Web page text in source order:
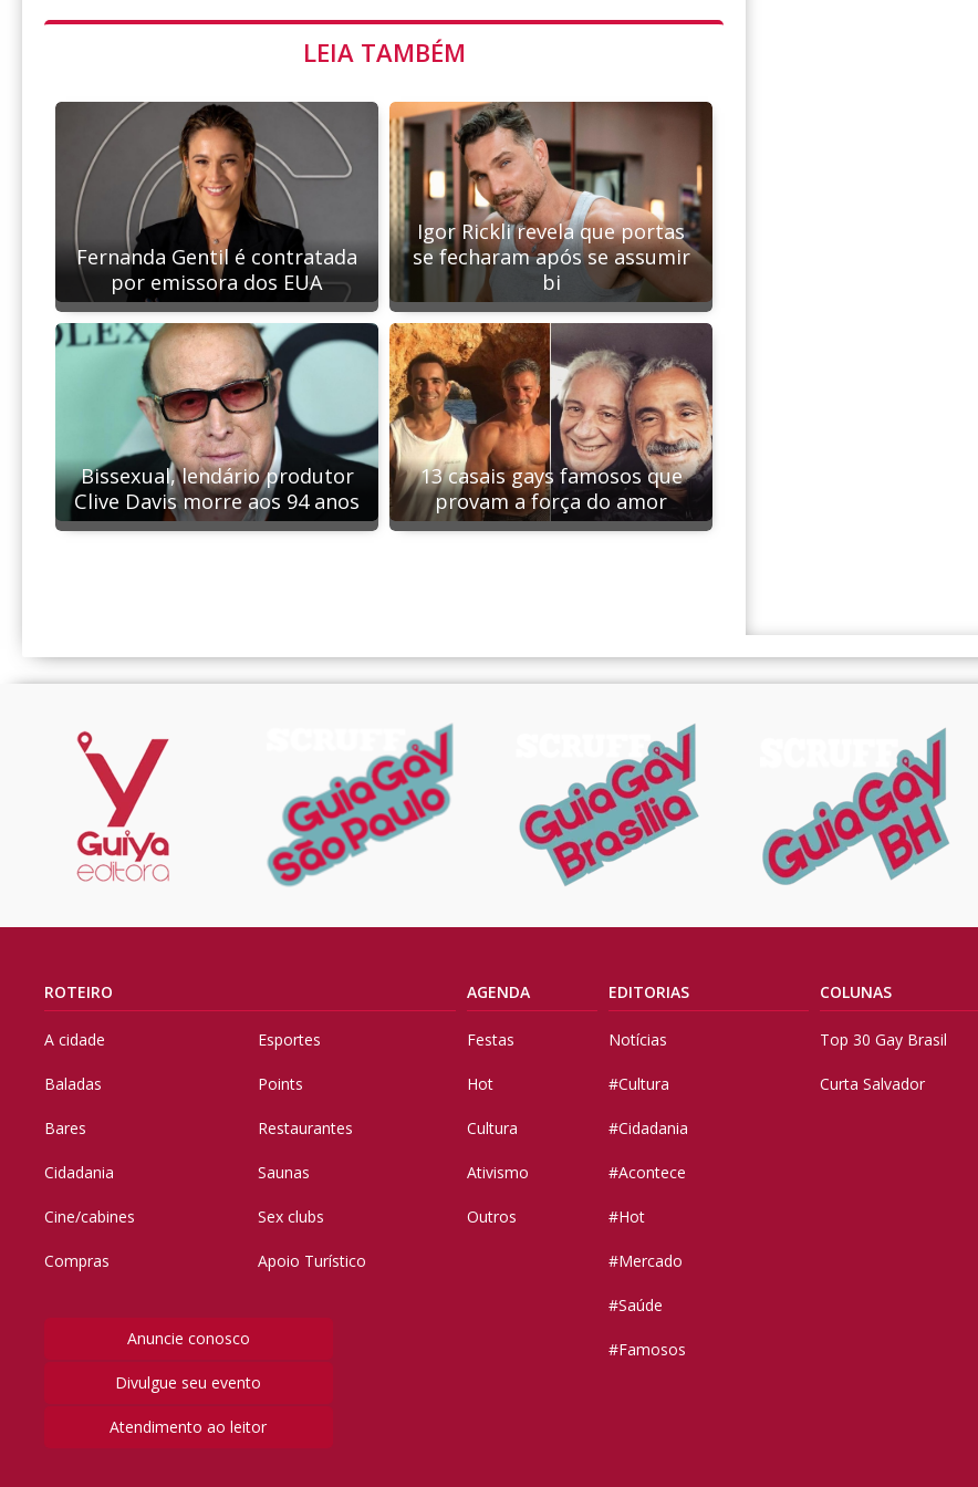
LEIA TAMBÉM
Fernanda Gentil é contratada
por emissora dos EUA
Igor Rickli revela que portas
se fecharam após se assumir
bi
Bissexual, lendário produtor
Clive Davis morre aos 94 anos
13 casais gays famosos que
provam a força do amor
ROTEIRO
A cidade
Baladas
Bares
Cidadania
Cine/cabines
Compras
Esportes
Points
Restaurantes
Saunas
Sex clubs
Apoio Turístico
Anuncie conosco
Divulgue seu evento
Atendimento ao leitor
AGENDA
Festas
Hot
Cultura
Ativismo
Outros
EDITORIAS
Notícias
#Cultura
#Cidadania
#Acontece
#Hot
#Mercado
#Saúde
#Famosos
COLUNAS
Top 30 Gay Brasil
Curta Salvador